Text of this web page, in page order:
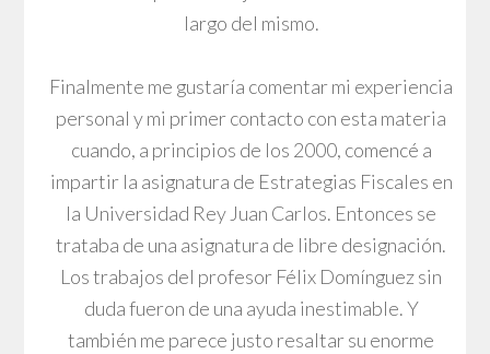
largo del mismo.
Finalmente me gustaría comentar mi experiencia
personal y mi primer contacto con esta materia
cuando, a principios de los 2000, comencé a
impartir la asignatura de Estrategias Fiscales en
la Universidad Rey Juan Carlos. Entonces se
trataba de una asignatura de libre designación.
Los trabajos del profesor Félix Domínguez sin
duda fueron de una ayuda inestimable. Y
también me parece justo resaltar su enorme